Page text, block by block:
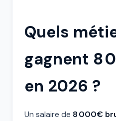
Quels
gagnent 8
en 2026 ?
Un salaire de 8 000€